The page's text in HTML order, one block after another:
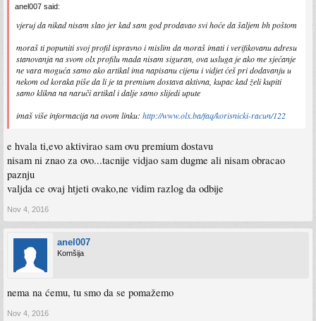
anel007 said:
vjeruj da nikad nisam slao jer kad sam god prodavao svi hoće da šaljem bh poštom
moraš ti popuniti svoj profil ispravno i mislim da moraš imati i verifikovanu adresu
stanovanja na svom olx profilu mada nisam siguran, ova usluga je ako me sjećanje
ne vara moguća samo ako artikal ima napisanu cijenu i vidjet ćeš pri dodavanju u
nekom od koraka piše da li je ta premium dostava aktivna, kupac kad želi kupiti
samo klikna na naruči artikal i dalje samo slijedi upute
imaš više informacija na ovom linku: http://www.olx.ba/faq/korisnicki-racun/122
e hvala ti,evo aktivirao sam ovu premium dostavu
nisam ni znao za ovo...tacnije vidjao sam dugme ali nisam obracao
paznju
valjda ce ovaj htjeti ovako,ne vidim razlog da odbije
Nov 4, 2016
anel007
Komšija
nema na ćemu, tu smo da se pomažemo
Nov 4, 2016